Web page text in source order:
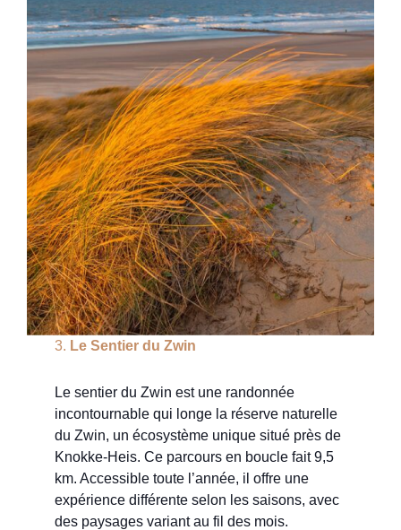
3. Le Sentier du Zwin
Le sentier du Zwin est une randonnée
incontournable qui longe la réserve naturelle
du Zwin, un écosystème unique situé près de
Knokke-Heis. Ce parcours en boucle fait 9,5
km. Accessible toute l’année, il offre une
expérience différente selon les saisons, avec
des paysages variant au fil des mois.